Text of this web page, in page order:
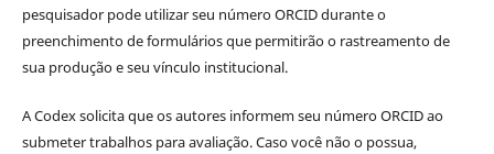
pesquisador pode utilizar seu número ORCID durante o
preenchimento de formulários que permitirão o rastreamento de
sua produção e seu vínculo institucional.
A Codex solicita que os autores informem seu número ORCID ao
submeter trabalhos para avaliação. Caso você não o possua,